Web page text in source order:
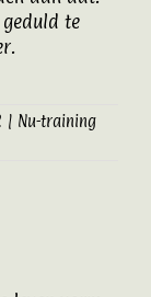
geduld te
| Nu-training